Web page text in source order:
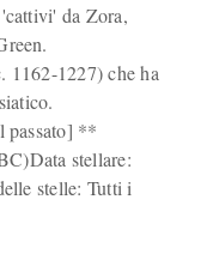
da Zora,
1162-1227) che ha
passato] **
stellare:
stelle: Tutti i